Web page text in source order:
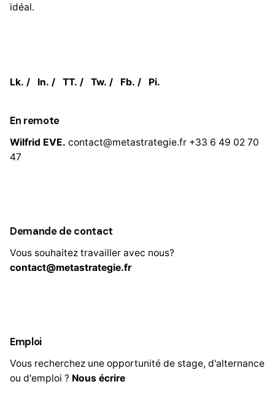
idéal.
Lk. / In. / TT. / Tw. / Fb. / Pi.
En remote
Wilfrid EVE. contact@metastrategie.fr +33 6 49 02 70
47
Demande de contact
Vous souhaitez travailler avec nous?
contact@metastrategie.fr
Emploi
Vous recherchez une opportunité de stage, d'alternance
ou d'emploi ? Nous écrire